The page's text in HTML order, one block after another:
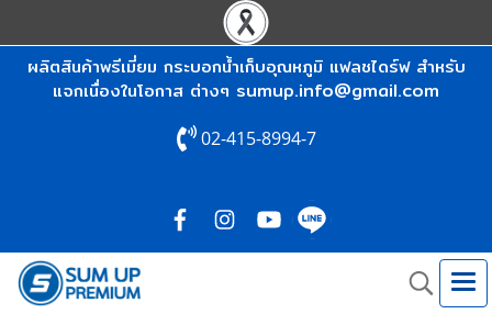
ผลิตสินค้าพรีเมี่ยม กระบอกน้ำเก็บอุณหภูมิ แฟลชไดร์ฟ สำหรับ
แจกเนื่องในโอกาส ต่างๆ sumup.info@gmail.com
02-415-8994-7